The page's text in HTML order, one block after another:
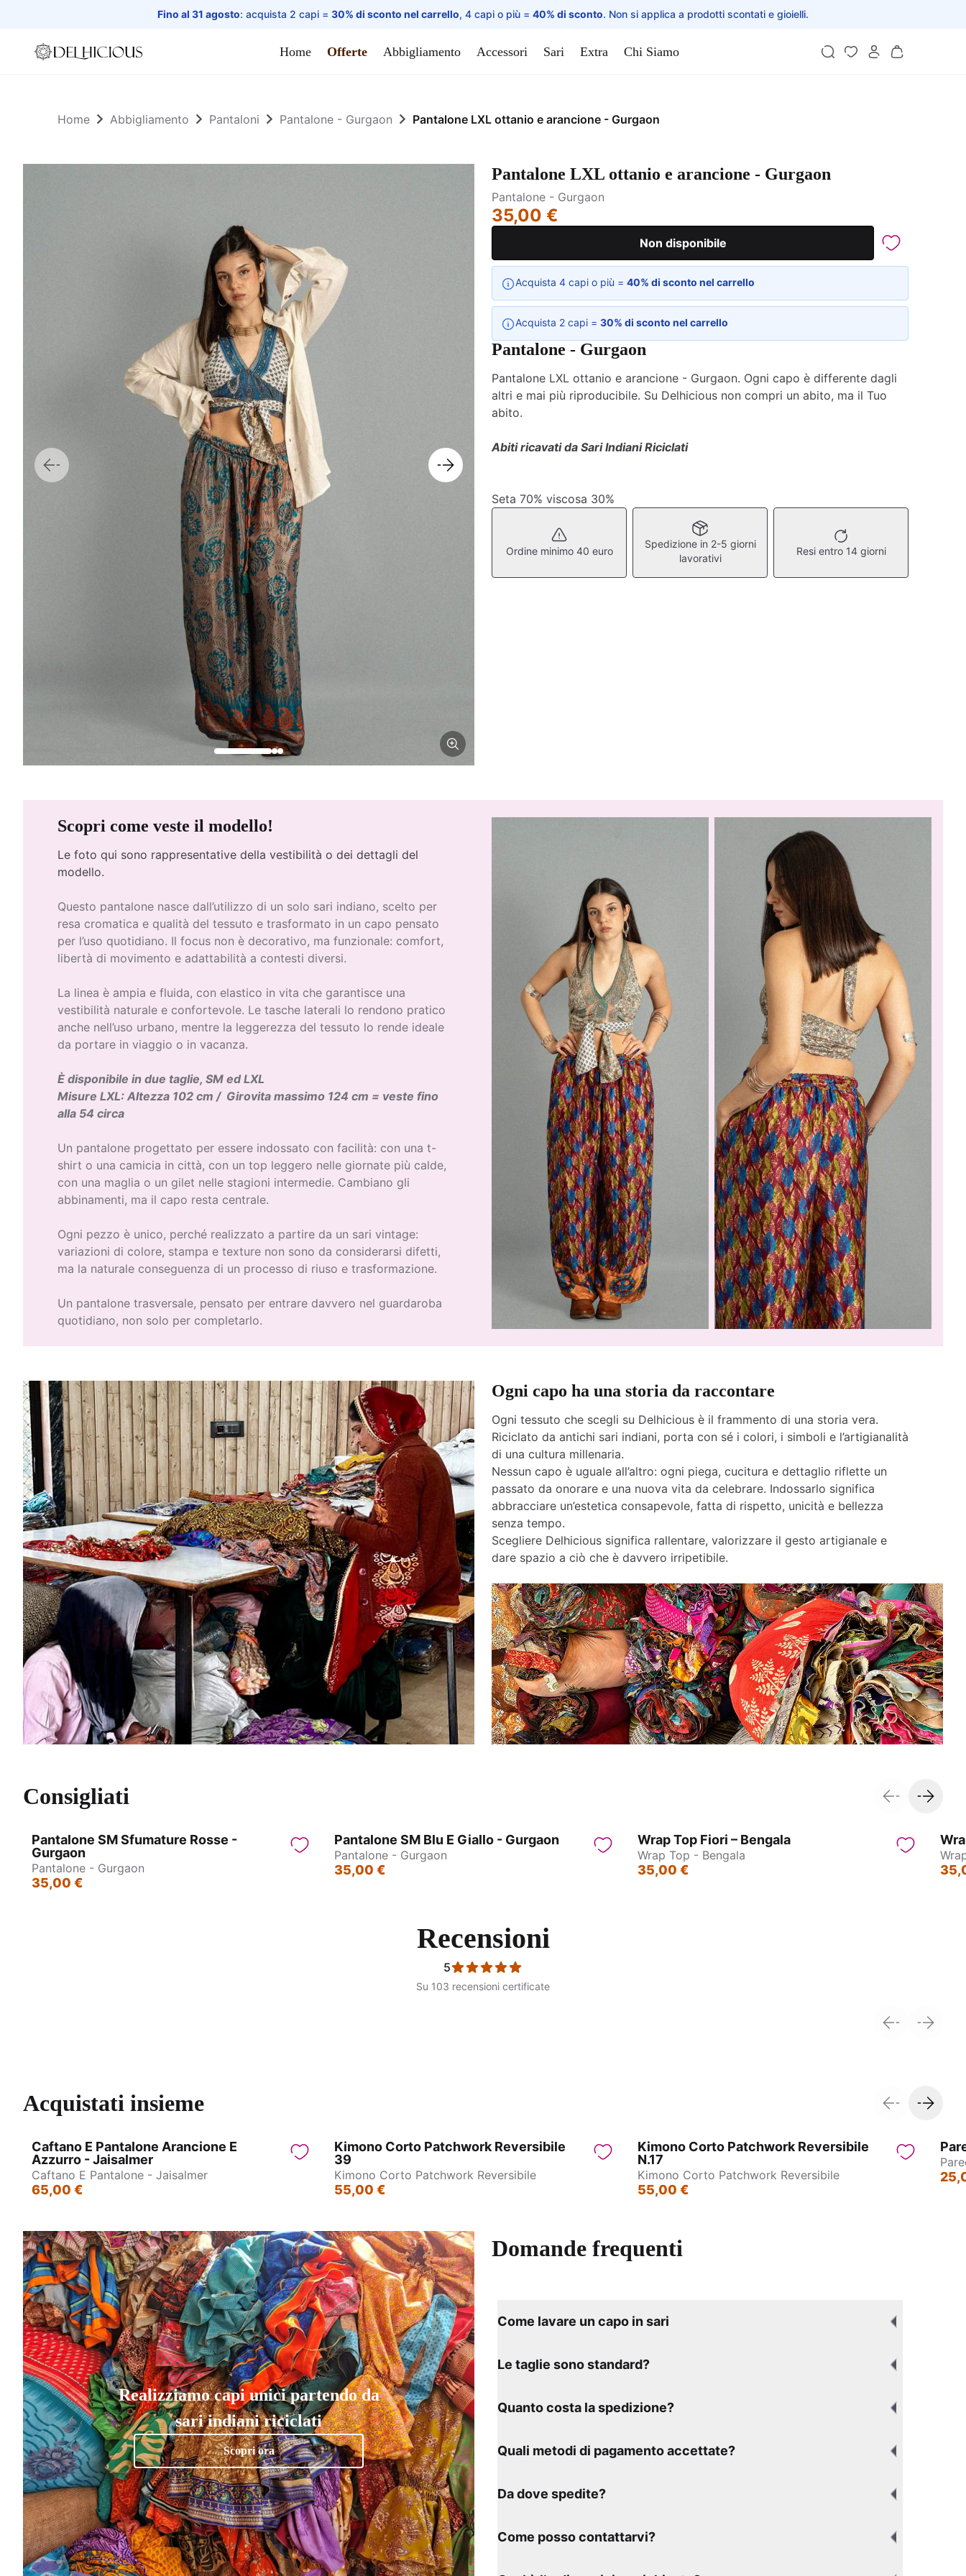
Fino al 31 agosto: acquista 2 capi = 30% di sconto nel carrello, 4 capi o più = 40% di sconto. Non si applica a prodotti scontati e gioielli.
Home
Home Offerte Abbigliamento Accessori Sari Extra Chi Siamo
Home Abbigliamento Pantaloni Pantalone - Gurgaon Pantalone LXL ottanio e arancione - Gurgaon
Pantalone LXL ottanio e arancione - Gurgaon
Pantalone - Gurgaon
35,00 €
Non disponibile
Acquista 4 capi o più = 40% di sconto nel carrello
Acquista 2 capi = 30% di sconto nel carrello
Pantalone - Gurgaon
Pantalone LXL ottanio e arancione - Gurgaon. Ogni capo è differente dagli
altri e mai più riproducibile. Su Delhicious non compri un abito, ma il Tuo
abito.
Abiti ricavati da Sari Indiani Riciclati
Seta 70% viscosa 30%
Ordine minimo 40 euro
Spedizione in 2-5 giorni
lavorativi
Resi entro 14 giorni
Scopri come veste il modello!
Le foto qui sono rappresentative della vestibilità o dei dettagli del
modello.
Questo pantalone nasce dall’utilizzo di un solo sari indiano, scelto per
resa cromatica e qualità del tessuto e trasformato in un capo pensato
per l’uso quotidiano. Il focus non è decorativo, ma funzionale: comfort,
libertà di movimento e adattabilità a contesti diversi.
La linea è ampia e fluida, con elastico in vita che garantisce una
vestibilità naturale e confortevole. Le tasche laterali lo rendono pratico
anche nell’uso urbano, mentre la leggerezza del tessuto lo rende ideale
da portare in viaggio o in vacanza.
È disponibile in due taglie, SM ed LXL
Misure LXL: Altezza 102 cm / Girovita massimo 124 cm = veste fino
alla 54 circa
Un pantalone progettato per essere indossato con facilità: con una t-
shirt o una camicia in città, con un top leggero nelle giornate più calde,
con una maglia o un gilet nelle stagioni intermedie. Cambiano gli
abbinamenti, ma il capo resta centrale.
Ogni pezzo è unico, perché realizzato a partire da un sari vintage:
variazioni di colore, stampa e texture non sono da considerarsi difetti,
ma la naturale conseguenza di un processo di riuso e trasformazione.
Un pantalone trasversale, pensato per entrare davvero nel guardaroba
quotidiano, non solo per completarlo.
Ogni capo ha una storia da raccontare
Ogni tessuto che scegli su Delhicious è il frammento di una storia vera.
Riciclato da antichi sari indiani, porta con sé i colori, i simboli e l’artigianalità
di una cultura millenaria.
Nessun capo è uguale all’altro: ogni piega, cucitura e dettaglio riflette un
passato da onorare e una nuova vita da celebrare. Indossarlo significa
abbracciare un’estetica consapevole, fatta di rispetto, unicità e bellezza
senza tempo.
Scegliere Delhicious significa rallentare, valorizzare il gesto artigianale e
dare spazio a ciò che è davvero irripetibile.
Consigliati
Pantalone SM Sfumature Rosse -
Gurgaon
Pantalone - Gurgaon
35,00 €
Pantalone SM Blu E Giallo - Gurgaon
Pantalone - Gurgaon
35,00 €
Wrap Top Fiori – Bengala
Wrap Top - Bengala
35,00 €
Recensioni
5
Su 103 recensioni certificate
Acquistati insieme
Caftano E Pantalone Arancione E
Azzurro - Jaisalmer
Caftano E Pantalone - Jaisalmer
65,00 €
Kimono Corto Patchwork Reversibile
39
Kimono Corto Patchwork Reversibile
55,00 €
Kimono Corto Patchwork Reversibile
N.17
Kimono Corto Patchwork Reversibile
55,00 €
Realizziamo capi unici partendo da
sari indiani riciclati
Scopri ora
Domande frequenti
Come lavare un capo in sari
Le taglie sono standard?
Quanto costa la spedizione?
Quali metodi di pagamento accettate?
Da dove spedite?
Come posso contattarvi?